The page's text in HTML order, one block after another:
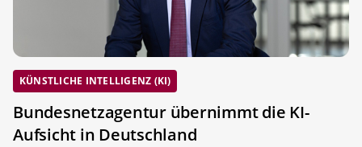
KÜNSTLICHE INTELLIGENZ (KI)
Bundesnetzagentur übernimmt die KI-
Aufsicht in Deutschland